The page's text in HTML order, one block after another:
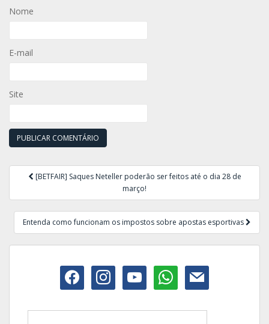
Nome
E-mail
Site
Navegação
Post
[BETFAIR] Saques Neteller poderão ser feitos até o dia 28 de
março!
Entenda como funcionam os impostos sobre apostas esportivas
facebookinstagramyoutube whatsappmail